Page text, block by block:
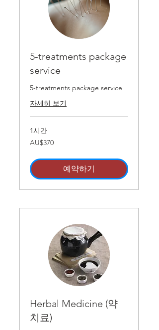
5-treatments package
service
5-treatments package service
자세히 보기
1시간
370
호
달
러
AU$370
예약하기
Herbal Medicine (약
치료)